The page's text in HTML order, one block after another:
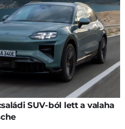
SUV-ból lett a valaha